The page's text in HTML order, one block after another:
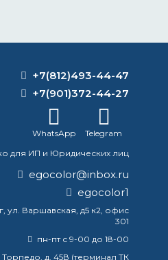
+7(812)493-44-47
+7(901)372-44-27
WhatsApp
Telegram
для ИП и Юридических лиц
egocolor@inbox.ru
egocolor1
ул. Варшавская, д5 к2, офис
301
пн-пт с 9-00 до 18-00
д. 45В (терминал ТК